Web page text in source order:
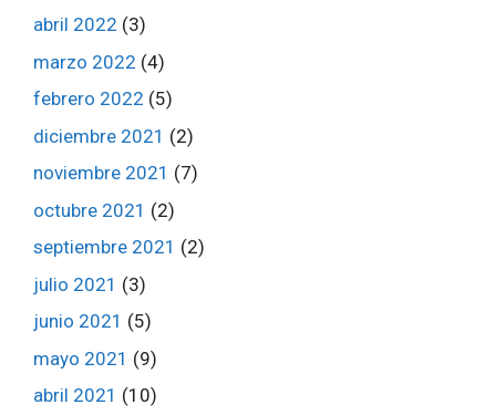
abril 2022 (3)
marzo 2022 (4)
febrero 2022 (5)
diciembre 2021 (2)
noviembre 2021 (7)
octubre 2021 (2)
septiembre 2021 (2)
julio 2021 (3)
junio 2021 (5)
mayo 2021 (9)
abril 2021 (10)